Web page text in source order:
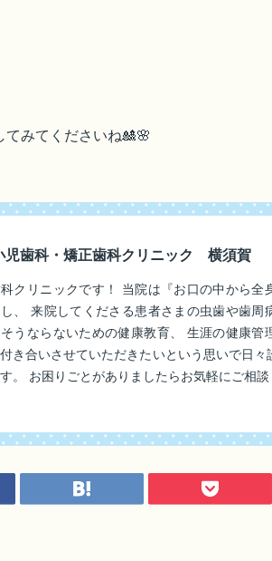
みてくださいね🎎🌸
児歯科・矯正歯科クリニック 横須賀
クリニックです！ 当院は『お口の中から全
、 来院してくださる患者さまの虫歯や歯周
うならないための健康教育、 生涯の健康管
き合いさせていただきたいという思いで日々
。 お困りごとがありましたらお気軽にご相談